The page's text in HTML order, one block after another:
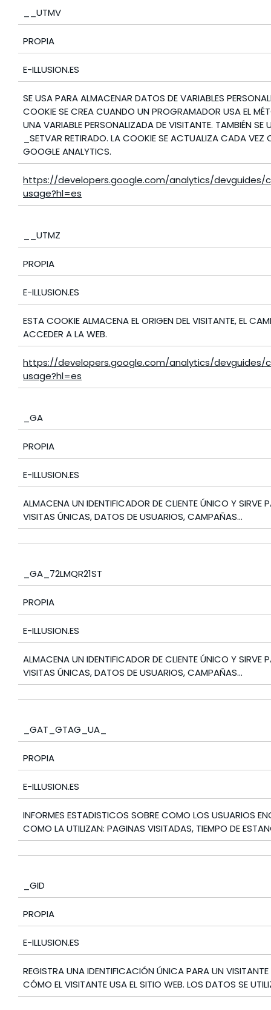
__UTMV
PROPIA
E-ILLUSION.ES
SE USA PARA ALMACENAR DATOS DE VARIABLES
COOKIE SE CREA CUANDO UN PROGRAMADOR USA EL
UNA VARIABLE PERSONALIZADA DE VISITANTE. TAMBIÉN SE
_SETVAR RETIRADO. LA COOKIE SE ACTUALIZA CADA VEZ
GOOGLE ANALYTICS.
https://developers.google.com/analytics/devguides/
usage?hl=es
__UTMZ
PROPIA
E-ILLUSION.ES
ESTA COOKIE ALMACENA EL ORIGEN DEL VISITANTE, EL
ACCEDER A LA WEB.
https://developers.google.com/analytics/devguides/
usage?hl=es
_GA
PROPIA
E-ILLUSION.ES
ALMACENA UN IDENTIFICADOR DE CLIENTE ÚNICO Y SIRVE
VISITAS ÚNICAS, DATOS DE USUARIOS, CAMPAÑAS…
_GA_72LMQR21ST
PROPIA
E-ILLUSION.ES
ALMACENA UN IDENTIFICADOR DE CLIENTE ÚNICO Y SIRVE
VISITAS ÚNICAS, DATOS DE USUARIOS, CAMPAÑAS…
_GAT_GTAG_UA_
PROPIA
E-ILLUSION.ES
INFORMES ESTADISTICOS SOBRE COMO LOS USUARIOS
COMO LA UTILIZAN: PAGINAS VISITADAS, TIEMPO DE
_GID
PROPIA
E-ILLUSION.ES
REGISTRA UNA IDENTIFICACIÓN ÚNICA PARA UN VISITANTE
CÓMO EL VISITANTE USA EL SITIO WEB. LOS DATOS SE